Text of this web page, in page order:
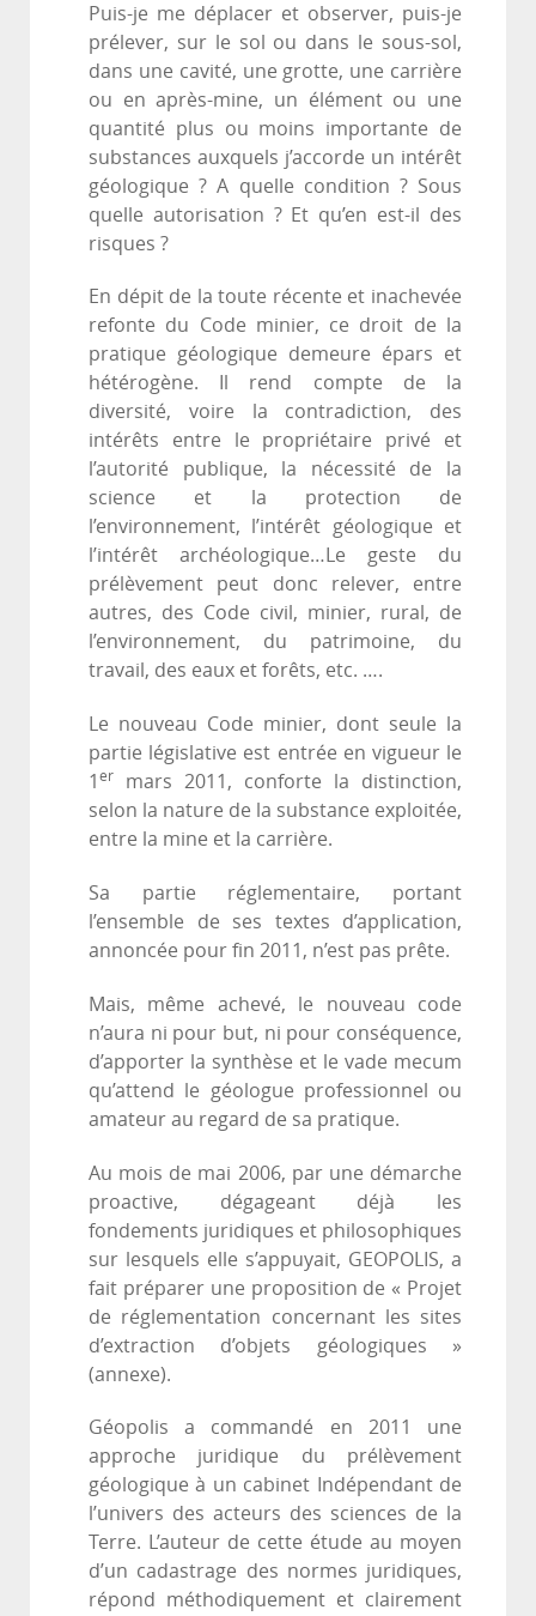
Puis-je me déplacer et observer, puis-je
prélever, sur le sol ou dans le sous-sol,
dans une cavité, une grotte, une carrière
ou en après-mine, un élément ou une
quantité plus ou moins importante de
substances auxquels j’accorde un intérêt
géologique ? A quelle condition ? Sous
quelle autorisation ? Et qu’en est-il des
risques ?
En dépit de la toute récente et inachevée
refonte du Code minier, ce droit de la
pratique géologique demeure épars et
hétérogène. Il rend compte de la
diversité, voire la contradiction, des
intérêts entre le propriétaire privé et
l’autorité publique, la nécessité de la
science et la protection de
l’environnement, l’intérêt géologique et
l’intérêt archéologique…Le geste du
prélèvement peut donc relever, entre
autres, des Code civil, minier, rural, de
l’environnement, du patrimoine, du
travail, des eaux et forêts, etc. ….
Le nouveau Code minier, dont seule la
partie législative est entrée en vigueur le
1 er
mars 2011, conforte la distinction,
selon la nature de la substance exploitée,
entre la mine et la carrière.
Sa partie réglementaire, portant
l’ensemble de ses textes d’application,
annoncée pour fin 2011, n’est pas prête.
Mais, même achevé, le nouveau code
n’aura ni pour but, ni pour conséquence,
d’apporter la synthèse et le vade mecum
qu’attend le géologue professionnel ou
amateur au regard de sa pratique.
Au mois de mai 2006, par une démarche
proactive, dégageant déjà les
fondements juridiques et philosophiques
sur lesquels elle s’appuyait, GEOPOLIS, a
fait préparer une proposition de « Projet
de réglementation concernant les sites
d’extraction d’objets géologiques »
(annexe).
Géopolis a commandé en 2011 une
approche juridique du prélèvement
géologique à un cabinet Indépendant de
l’univers des acteurs des sciences de la
Terre. L’auteur de cette étude au moyen
d’un cadastrage des normes juridiques,
répond méthodiquement et clairement